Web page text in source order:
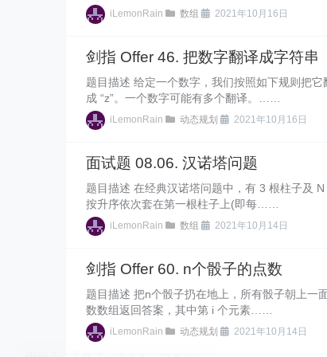
iLemonRain 数组 2021年10月16日
剑指 Offer 46. 把数字翻译成字符串
题目描述 给定一个数字，我们按照如下规则把
成 “z”。一个数字可能有多个翻译。……
iLemonRain 动态规划 2021年10月16日
面试题 08.06. 汉诺塔问题
题目描述 在经典汉诺塔问题中，有 3 根柱子及
按升序依次套在第一根柱子上(即每……
iLemonRain 数组 2021年10月14日
剑指 Offer 60. n个骰子的点数
题目描述 把n个骰子扔在地上，所有骰子朝上一
数数组返回答案，其中第 i 个元素……
iLemonRain 动态规划 2021年10月14日